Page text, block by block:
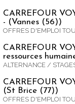
CARREFOUR
- (Vannes (56))
OFFRES D'EMPLOI
CARREFOUR
ressources
ALTERNANCE /
CARREFOUR
(St Brice (77))
OFFRES D'EMPLOI